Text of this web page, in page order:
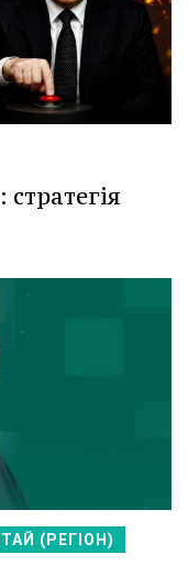
(РЕГІОН)